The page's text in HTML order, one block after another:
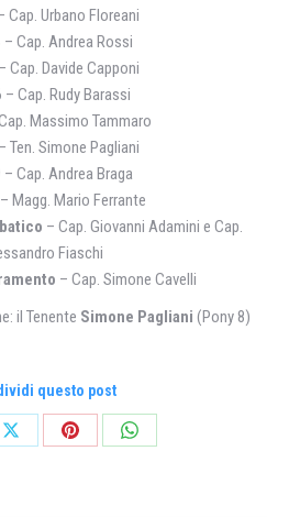
Cap. Urbano Floreani
– Cap. Andrea Rossi
– Cap. Davide Capponi
– Cap. Rudy Barassi
Massimo Tammaro
– Ten. Simone Pagliani
– Cap. Andrea Braga
– Magg. Mario Ferrante
– Cap. Giovanni Adamini e Cap.
Fiaschi
– Cap. Simone Cavelli
il Tenente Simone Pagliani (Pony 8)
questo post
CondividiCondividiCondividi